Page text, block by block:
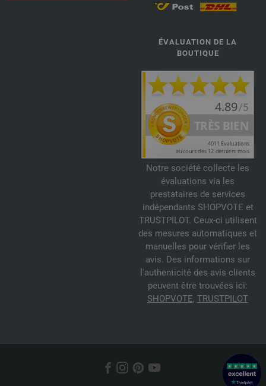
ÉVALUATION DE LA
BOUTIQUE
Notre société collecte les
évaluations via les
prestataires de services
indépendants SHOPVOTE et
TRUSTPILOT. Ceux-ci utilisent
des mesures automatiques et
manuelles pour vérifier les
avis. Des informations sur
l'authenticité des avis clients
peuvent être trouvées ici:
SHOPVOTE, TRUSTPILOT